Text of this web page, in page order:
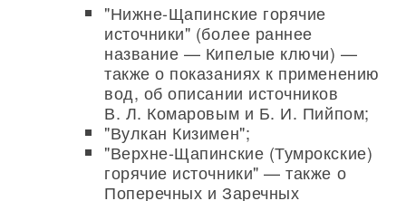
"Нижне-Щапинские горячие
источники" (более раннее
название — Кипелые ключи) —
также о показаниях к применению
вод, об описании источников
В. Л. Комаровым и Б. И. Пийпом;
"Вулкан Кизимен";
"Верхне-Щапинские (Тумрокские)
горячие источники" — также о
Поперечных и Заречных